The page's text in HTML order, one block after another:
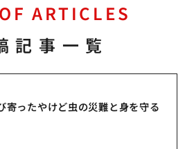
ARTICLES
記事一覧
寄ったやけど虫の災難と身を守る